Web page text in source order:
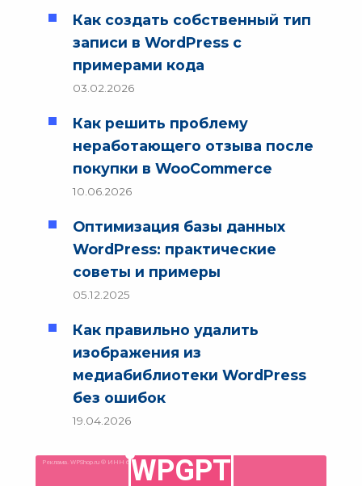
Как создать собственный тип
записи в WordPress с
примерами кода
03.02.2026
Как решить проблему
неработающего отзыва после
покупки в WooCommerce
10.06.2026
Оптимизация базы данных
WordPress: практические
советы и примеры
05.12.2025
Как правильно удалить
изображения из
медиабиблиотеки WordPress
без ошибок
19.04.2026